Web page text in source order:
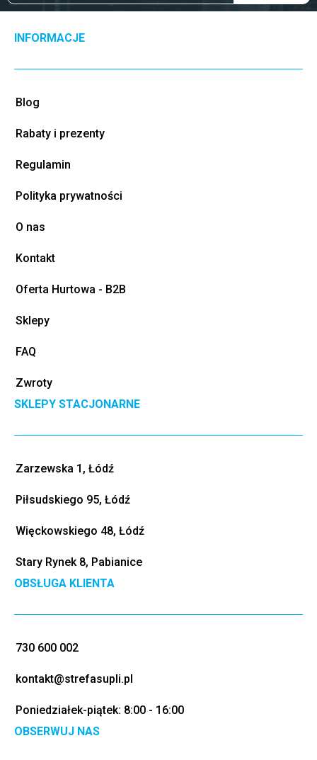
INFORMACJE
Blog
Rabaty i prezenty
Regulamin
Polityka prywatności
O nas
Kontakt
Oferta Hurtowa - B2B
Sklepy
FAQ
Zwroty
SKLEPY STACJONARNE
Zarzewska 1, Łódź
Piłsudskiego 95, Łódź
Więckowskiego 48, Łódź
Stary Rynek 8, Pabianice
OBSŁUGA KLIENTA
730 600 002
kontakt@strefasupli.pl
Poniedziałek-piątek: 8:00 - 16:00
OBSERWUJ NAS